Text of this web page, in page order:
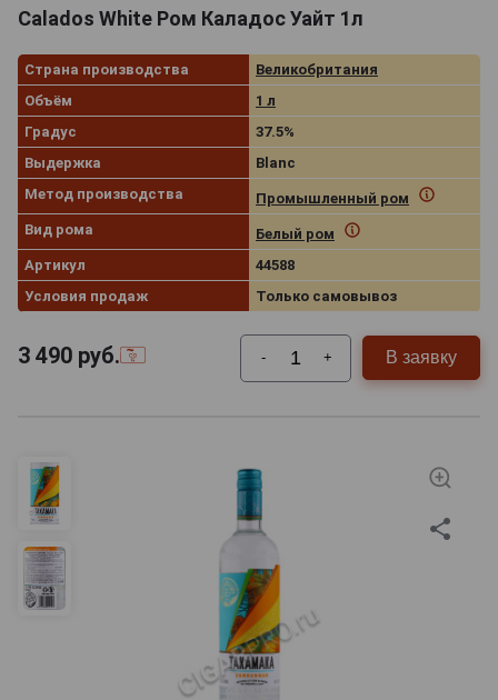
Calados White Ром Каладос Уайт 1л
Страна производства
Великобритания
Объём
1 л
Градус
37.5%
Выдержка
Blanc
Метод производства
Промышленный ром
Вид рома
Белый ром
Артикул
44588
Условия продаж
Только самовывоз
3 490 руб. - + В заявку